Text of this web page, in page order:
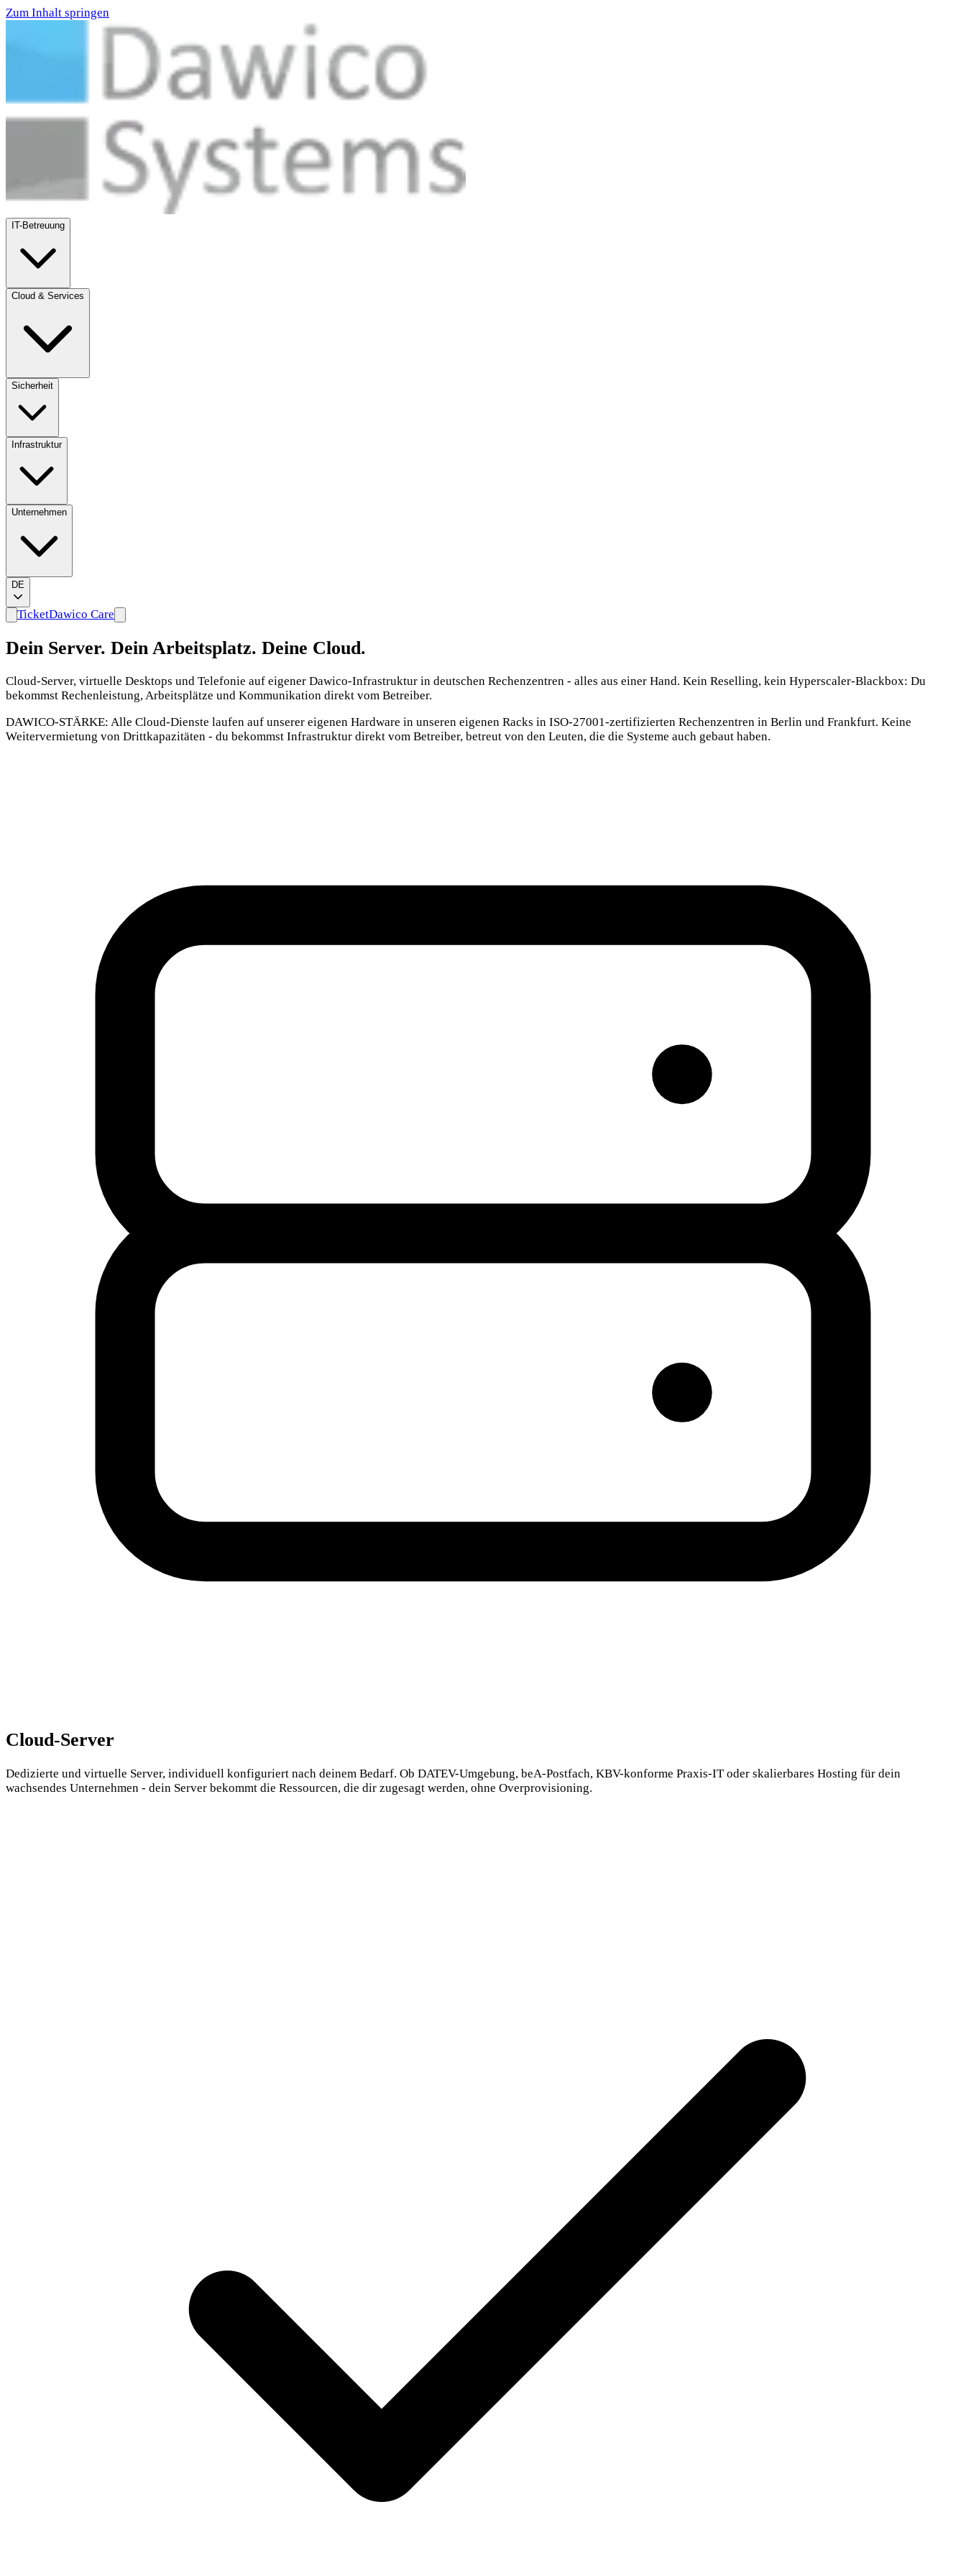
Zum Inhalt springen
IT-Betreuung
Cloud & Services
Sicherheit
Infrastruktur
Unternehmen
DE
TicketDawico Care
Dein Server. Dein Arbeitsplatz. Deine Cloud.
Cloud-Server, virtuelle Desktops und Telefonie auf eigener Dawico-Infrastruktur in deutschen Rechenzentren - alles aus einer Hand. Kein Reselling, kein Hyperscaler-Blackbox: Du
bekommst Rechenleistung, Arbeitsplätze und Kommunikation direkt vom Betreiber.
DAWICO-STÄRKE: Alle Cloud-Dienste laufen auf unserer eigenen Hardware in unseren eigenen Racks in ISO-27001-zertifizierten Rechenzentren in Berlin und Frankfurt. Keine
Weitervermietung von Drittkapazitäten - du bekommst Infrastruktur direkt vom Betreiber, betreut von den Leuten, die die Systeme auch gebaut haben.
Cloud-Server
Dedizierte und virtuelle Server, individuell konfiguriert nach deinem Bedarf. Ob DATEV-Umgebung, beA-Postfach, KBV-konforme Praxis-IT oder skalierbares Hosting für dein
wachsendes Unternehmen - dein Server bekommt die Ressourcen, die dir zugesagt werden, ohne Overprovisioning.